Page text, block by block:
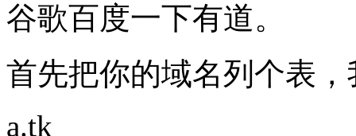
谷歌百度一下有道。
首先把你的域名列个表
a.tk